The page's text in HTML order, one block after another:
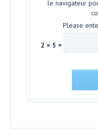
le navigateur
Please
2 × 5 =